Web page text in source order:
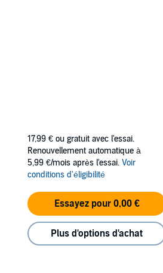
17,99 € ou gratuit avec l'essai.
Renouvellement automatique à
5,99 €/mois après l'essai. Voir
conditions d'éligibilité
Essayez pour 0,00 €
Plus d'options d'achat